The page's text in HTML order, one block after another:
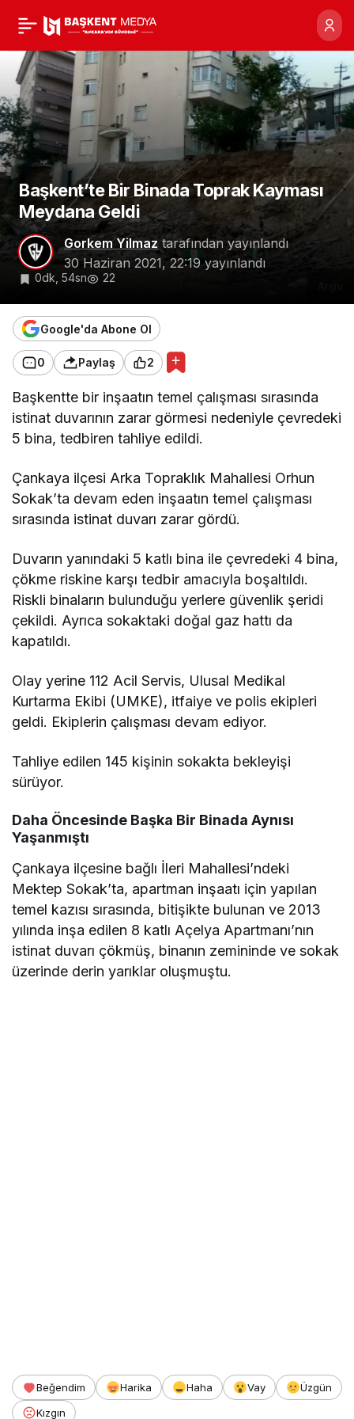
Başkent’te Bir Binada Toprak Kayması
Meydana Geldi
Gorkem Yilmaztarafından yayınlandı
30 Haziran 2021, 22:19 yayınlandı
0dk, 54sn 22
Google'da Abone Ol
0 Paylaş 2
Başkentte bir inşaatın temel çalışması sırasında
istinat duvarının zarar görmesi nedeniyle çevredeki
5 bina, tedbiren tahliye edildi.
Çankaya ilçesi Arka Topraklık Mahallesi Orhun
Sokak’ta devam eden inşaatın temel çalışması
sırasında istinat duvarı zarar gördü.
Duvarın yanındaki 5 katlı bina ile çevredeki 4 bina,
çökme riskine karşı tedbir amacıyla boşaltıldı.
Riskli binaların bulunduğu yerlere güvenlik şeridi
çekildi. Ayrıca sokaktaki doğal gaz hattı da
kapatıldı.
Olay yerine 112 Acil Servis, Ulusal Medikal
Kurtarma Ekibi (UMKE), itfaiye ve polis ekipleri
geldi. Ekiplerin çalışması devam ediyor.
Tahliye edilen 145 kişinin sokakta bekleyişi
sürüyor.
Daha Öncesinde Başka Bir Binada Aynısı
Yaşanmıştı
Çankaya ilçesine bağlı İleri Mahallesi’ndeki
Mektep Sokak’ta, apartman inşaatı için yapılan
temel kazısı sırasında, bitişikte bulunan ve 2013
yılında inşa edilen 8 katlı Açelya Apartmanı’nın
istinat duvarı çökmüş, binanın zemininde ve sokak
üzerinde derin yarıklar oluşmuştu.
Beğendim Harika Haha Vay
Üzgün
Kızgın
Başkent’te Bir Binada
Toprak Kayması
Meydana Geldi
0